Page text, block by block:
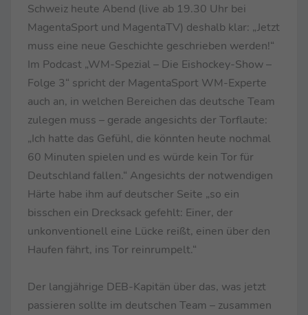
Schweiz heute Abend (live ab 19.30 Uhr bei
MagentaSport und MagentaTV) deshalb klar: „Jetzt
muss eine neue Geschichte geschrieben werden!“
Im Podcast „WM-Spezial – Die Eishockey-Show –
Folge 3“ spricht der MagentaSport WM-Experte
auch an, in welchen Bereichen das deutsche Team
zulegen muss – gerade angesichts der Torflaute:
„Ich hatte das Gefühl, die könnten heute nochmal
60 Minuten spielen und es würde kein Tor für
Deutschland fallen.“ Angesichts der notwendigen
Härte habe ihm auf deutscher Seite „so ein
bisschen ein Drecksack gefehlt: Einer, der
unkonventionell eine Lücke reißt, einen über den
Haufen fährt, ins Tor reinrumpelt.“
Der langjährige DEB-Kapitän über das, was jetzt
passieren sollte im deutschen Team – zusammen